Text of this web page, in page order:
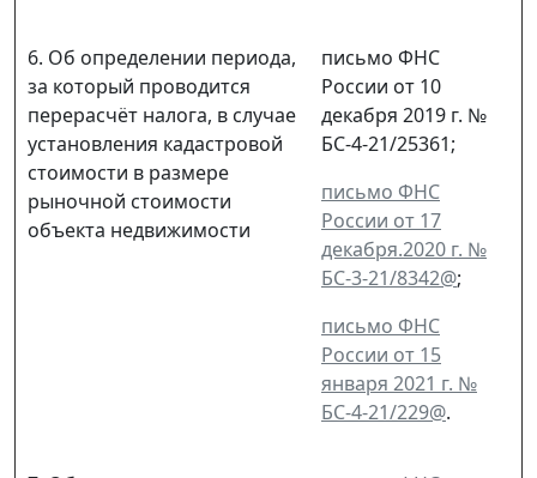
6. Об определении периода,
за который проводится
перерасчёт налога, в случае
установления кадастровой
стоимости в размере
рыночной стоимости
объекта недвижимости
письмо ФНС
России от 10
декабря 2019 г. №
БС-4-21/25361;
письмо ФНС
России от 17
декабря.2020 г. №
БС-3-21/8342@;
письмо ФНС
России от 15
января 2021 г. №
БС-4-21/229@.